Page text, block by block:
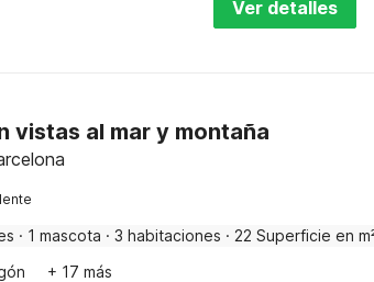
Ver detalles
vistas al mar y montaña
· 1 mascota · 3 habitaciones · 22 Superficie en
+ 17 más